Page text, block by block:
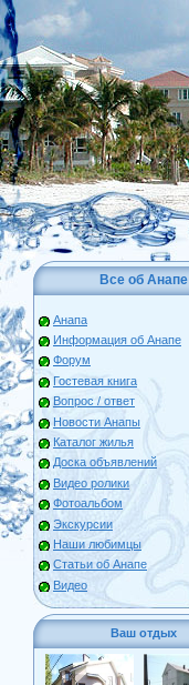
Все об Анапе
Анапа
Информация об Анапе
Форум
Гостевая книга
Вопрос / ответ
Новости Анапы
Каталог жилья
Доска объявлений
Видео ролики
Фотоальбом
Экскурсии
Наши любимцы
Статьи об Анапе
Видео
Ваш отдых